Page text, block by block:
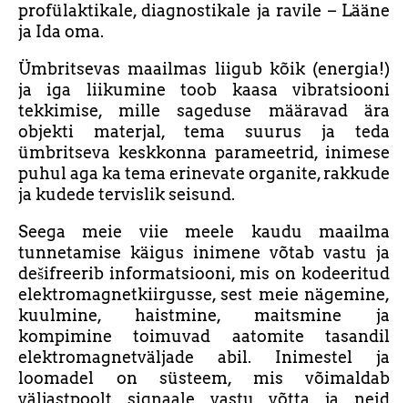
profülaktikale, diagnostikale ja ravile – Lääne
ja Ida oma.
Ümbritsevas maailmas liigub kõik (energia!)
ja iga liikumine toob kaasa vibratsiooni
tekkimise, mille sageduse määravad ära
objekti materjal, tema suurus ja teda
ümbritseva keskkonna parameetrid, inimese
puhul aga ka tema erinevate organite, rakkude
ja kudede tervislik seisund.
Seega meie viie meele kaudu maailma
tunnetamise käigus inimene võtab vastu ja
dešifreerib informatsiooni, mis on kodeeritud
elektromagnetkiirgusse, sest meie nägemine,
kuulmine, haistmine, maitsmine ja
kompimine toimuvad aatomite tasandil
elektromagnetväljade abil. Inimestel ja
loomadel on süsteem, mis võimaldab
väljastpoolt signaale vastu võtta ja neid